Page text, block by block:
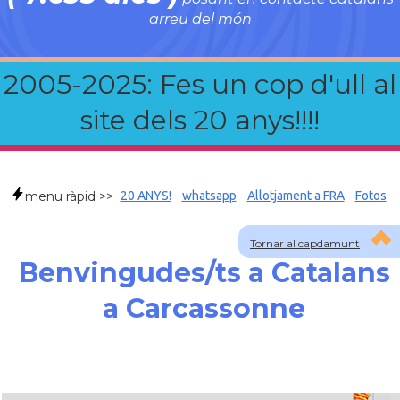
arreu del món
2005-2025: Fes un cop d'ull al
site dels 20 anys!!!!
Tornar al capdamunt
menu ràpid >> 20 ANYS! whatsapp Allotjament a FRA Fotos
Benvingudes/ts a Catalans
a Carcassonne